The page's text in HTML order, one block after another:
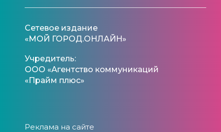
Сетевое издание
«МОЙ ГОРОД.ОНЛАЙН»
Учредитель:
ООО «Агентство коммуникаций
«Прайм плюс»
Реклама на сайте